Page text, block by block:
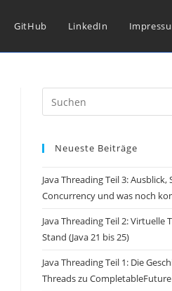
GitHub LinkedIn
Neueste Beiträge
Java Threading Teil 3:
Concurrency und was noch
Java Threading Teil 2: Virtuelle
Stand (Java 21 bis 25)
Java Threading Teil 1: Die
Threads zu CompletableFuture